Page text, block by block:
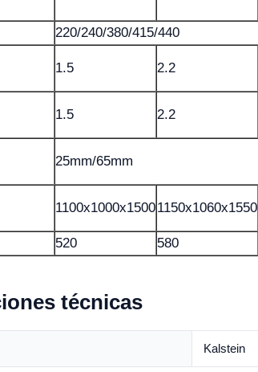
220/240/380/415/440
1.5 2.2
1.5 2.2
25mm/65mm
1100x1000x15001150x1060x1550
520 580
técnicas
Kalstein